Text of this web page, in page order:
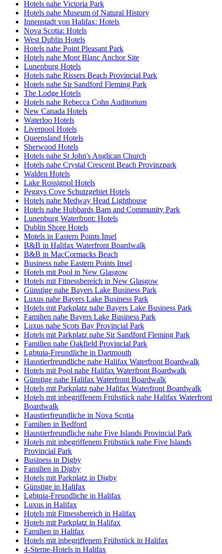
Hotels nahe Victoria Park
Hotels nahe Museum of Natural History
Innenstadt von Halifax: Hotels
Nova Scotia: Hotels
West Dublin Hotels
Hotels nahe Point Pleasant Park
Hotels nahe Mont Blanc Anchor Site
Lunenburg Hotels
Hotels nahe Rissers Beach Provincial Park
Hotels nahe Sir Sandford Fleming Park
The Lodge Hotels
Hotels nahe Rebecca Cohn Auditorium
New Canada Hotels
Waterloo Hotels
Liverpool Hotels
Queensland Hotels
Sherwood Hotels
Hotels nahe St John's Anglican Church
Hotels nahe Crystal Crescent Beach Provinzpark
Walden Hotels
Lake Rossignol Hotels
Peggys Cove Schutzgebiet Hotels
Hotels nahe Medway Head Lighthouse
Hotels nahe Hubbards Barn and Community Park
Lunenburg Waterfront: Hotels
Dublin Shore Hotels
Motels in Eastern Points Insel
B&B in Halifax Waterfront Boardwalk
B&B in MacCormacks Beach
Business nahe Eastern Points Insel
Hotels mit Pool in New Glasgow
Hotels mit Fitnessbereich in New Glasgow
Günstige nahe Bayers Lake Business Park
Luxus nahe Bayers Lake Business Park
Hotels mit Parkplatz nahe Bayers Lake Business Park
Familien nahe Bayers Lake Business Park
Luxus nahe Scots Bay Provincial Park
Hotels mit Parkplatz nahe Sir Sandford Fleming Park
Familien nahe Oakfield Provincial Park
Lgbtqia-Freundliche in Dartmouth
Haustierfreundliche nahe Halifax Waterfront Boardwalk
Hotels mit Pool nahe Halifax Waterfront Boardwalk
Günstige nahe Halifax Waterfront Boardwalk
Hotels mit Parkplatz nahe Halifax Waterfront Boardwalk
Hotels mit inbegriffenem Frühstück nahe Halifax Waterfront
Boardwalk
Haustierfreundliche in Nova Scotia
Familien in Bedford
Haustierfreundliche nahe Five Islands Provincial Park
Hotels mit inbegriffenem Frühstück nahe Five Islands
Provincial Park
Business in Digby
Familien in Digby
Hotels mit Parkplatz in Digby
Günstige in Halifax
Lgbtqia-Freundliche in Halifax
Luxus in Halifax
Hotels mit Fitnessbereich in Halifax
Hotels mit Parkplatz in Halifax
Familien in Halifax
Hotels mit inbegriffenem Frühstück in Halifax
4-Sterne-Hotels in Halifax